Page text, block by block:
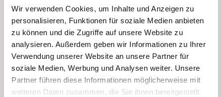
Wir verwenden Cookies, um Inhalte und Anzeigen zu
personalisieren, Funktionen für soziale Medien anbieten
zu können und die Zugriffe auf unsere Website zu
analysieren. Außerdem geben wir Informationen zu Ihrer
Verwendung unserer Website an unsere Partner für
soziale Medien, Werbung und Analysen weiter. Unsere
Partner führen diese Informationen möglicherweise mit
weiteren Daten zusammen, die Sie ihnen bereitgestellt
Ich bin damit einverstanden, dass meine personenbezogenen Daten
ausschließlich zum Zweck der Durchführung der Kontaktanfrage
verarbeitet, auf IT- Systemen der Garitz Bewirtschaftungsbetriebe
GmbH, Heinrich-von-Kleist-Straße 2, 97688 Bad Kissingen
(Betreiber) gespeichert und an die für das Stellenangebot
verantwortliche Stelle zur Kontaktaufnahme weitergegeben
werden.
Diese Einwilligungserklärung kann ich jederzeit gegenüber dem